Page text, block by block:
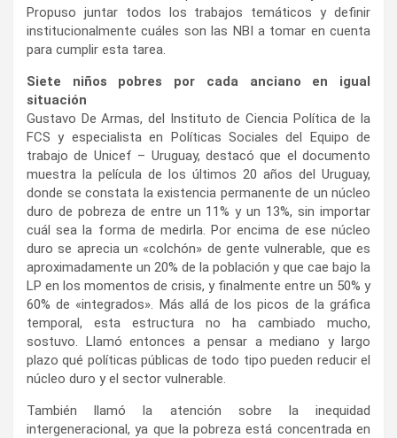
Propuso juntar todos los trabajos temáticos y definir
institucionalmente cuáles son las NBI a tomar en cuenta
para cumplir esta tarea.
Siete niños pobres por cada anciano en igual
situación
Gustavo De Armas, del Instituto de Ciencia Política de la
FCS y especialista en Políticas Sociales del Equipo de
trabajo de Unicef – Uruguay, destacó que el documento
muestra la película de los últimos 20 años del Uruguay,
donde se constata la existencia permanente de un núcleo
duro de pobreza de entre un 11% y un 13%, sin importar
cuál sea la forma de medirla. Por encima de ese núcleo
duro se aprecia un «colchón» de gente vulnerable, que es
aproximadamente un 20% de la población y que cae bajo la
LP en los momentos de crisis, y finalmente entre un 50% y
60% de «integrados». Más allá de los picos de la gráfica
temporal, esta estructura no ha cambiado mucho,
sostuvo. Llamó entonces a pensar a mediano y largo
plazo qué políticas públicas de todo tipo pueden reducir el
núcleo duro y el sector vulnerable.
También llamó la atención sobre la inequidad
intergeneracional, ya que la pobreza está concentrada en